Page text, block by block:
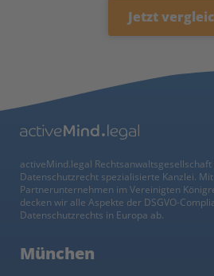
Jetzt
activeMind.legal
Datenschutzrecht spezialisierte Kanzlei.
Partnerunternehmen im Vereinigten
decken wir alle Aspekte der DSGVO-
Datenschutzrechts in Europa ab.
München